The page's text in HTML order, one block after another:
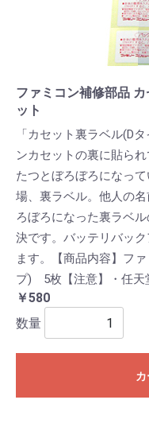
ファミコン補修部品
ット
「カセット裏ラベル(D
ンカセットの裏に貼ら
たつとぼろぼろになっ
場、裏ラベル。他人の
ろぼろになった裏ラベ
決です。バッテリバッ
ます。【商品内容】フ
プ) 5枚【注意】・任天
￥580
数量